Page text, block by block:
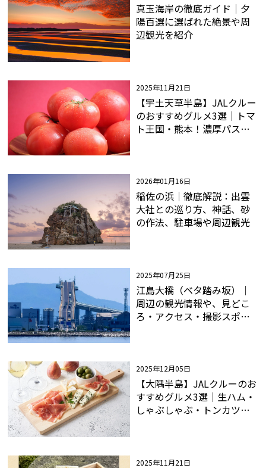
真玉海岸の徹底ガイド｜夕
陽百選に選ばれた絶景や周
辺観光を紹介
2025年11月21日
【宇土天草半島】JALクルー
のおすすめグルメ3選｜トマ
ト王国・熊本！濃厚パスタ
2026年01月16日
稲佐の浜│徹底解説：出雲
大社との巡り方、神話、砂
の作法、駐車場や周辺観光
2025年07月25日
江島大橋（ベタ踏み坂）｜
周辺の観光情報や、見どこ
ろ・アクセス・撮影スポッ
2025年12月05日
【大隅半島】JALクルーのお
すすめグルメ3選｜生ハム・
しゃぶしゃぶ・トンカツな
2025年11月21日